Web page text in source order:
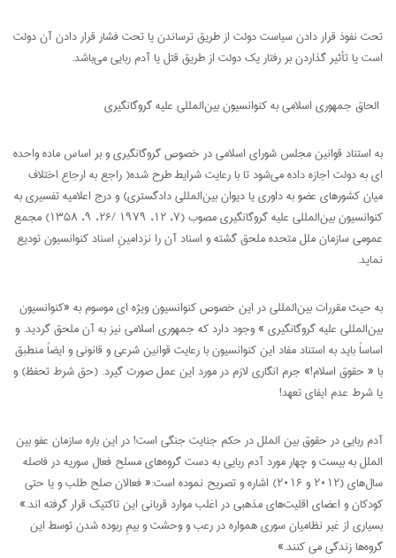
تحت نفوذ قرار دادن سیاست دولت از طریق ترساندن یا تحت فشار قرار دادن آن دولت
است یا تأثیر گذاردن بر رفتار یک دولت از طریق قتل یا آدم ربایی می‌باشد.
الحاق جمهوری اسلامی به کنوانسیون بین‌المللی علیه گروگانگیری
به استناد قوانین مجلس شورای اسلامی در خصوص گروگانگیری و بر اساس ماده واحده
ای به دولت اجازه داده می‌شود تا با رعایت شرایط طرح شده( راجع به ارجاع اختلاف
میان کشورهای عضو به داوری یا دیوان بین‌المللی دادگستری) و درج اعلامیه تفسیری به
کنوانسیون بین‌المللی علیه گروگانگیری مصوب (۷، ۱۲، ۱۹۷۹ /۲۶، ۹، ۱۳۵۸) مجمع
عمومی سازمان ملل متحده ملحق گشته و اسناد آن را نزدامینِ اسناد کنوانسیون تودیع
نماید.
به حیث مقررات بین‌المللی در این خصوص کنوانسیون ویژه ای موسوم به «کنوانسیون
بین‌المللی علیه گروگانگیری » وجود دارد که جمهوری اسلامی نیز به آن ملحق گردید. و
اساساً باید به استناد مفاد این کنوانسیون با رعایت قوانین شرعی و قانونی و ایضاً منطبق
با « حقوق اسلام!» جرم انگاری لازم در مورد این عمل صورت گیرد. (حق شرط تحفظ) و
یا شرط عدم ایفای تعهد!
آدم ربایی در حقوق بین الملل در حکم جنایت جنگی است! در این باره سازمان عفو بین
الملل به بیست و چهار مورد آدم ربایی به دست گروه‌های مسلح فعال سوریه در فاصله
سال‌های (۲۰۱۲ و ۲۰۱۶) اشاره و تصریح نموده است:« فعالان صلح طلب و یا حتی
کودکان و اعضای اقلیت‌های مذهبی در اغلب موارد قربانی این تاکتیک قرار گرفته اند.»
بسیاری از غیر نظامیان سوری همواره در رعب و وحشت و بیمِ ربوده شدن توسط این
گروه‌ها زندگی می کنند.»